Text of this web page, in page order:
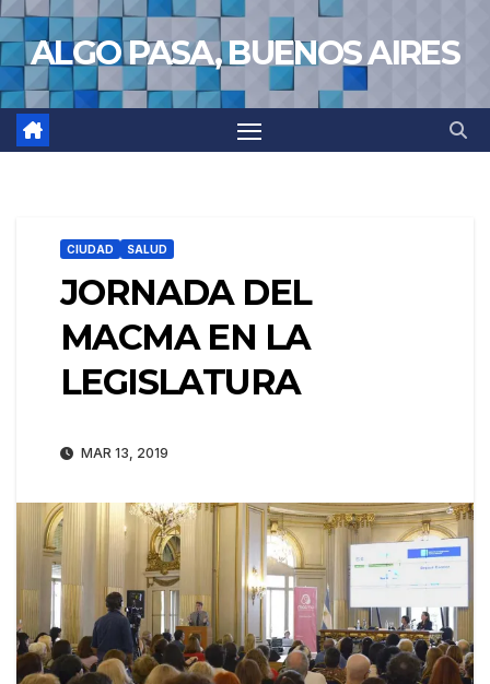
Saltar
al
contenido
ALGO PASA, BUENOS AIRES
CIUDAD SALUD
JORNADA DEL
MACMA EN LA
LEGISLATURA
MAR 13, 2019